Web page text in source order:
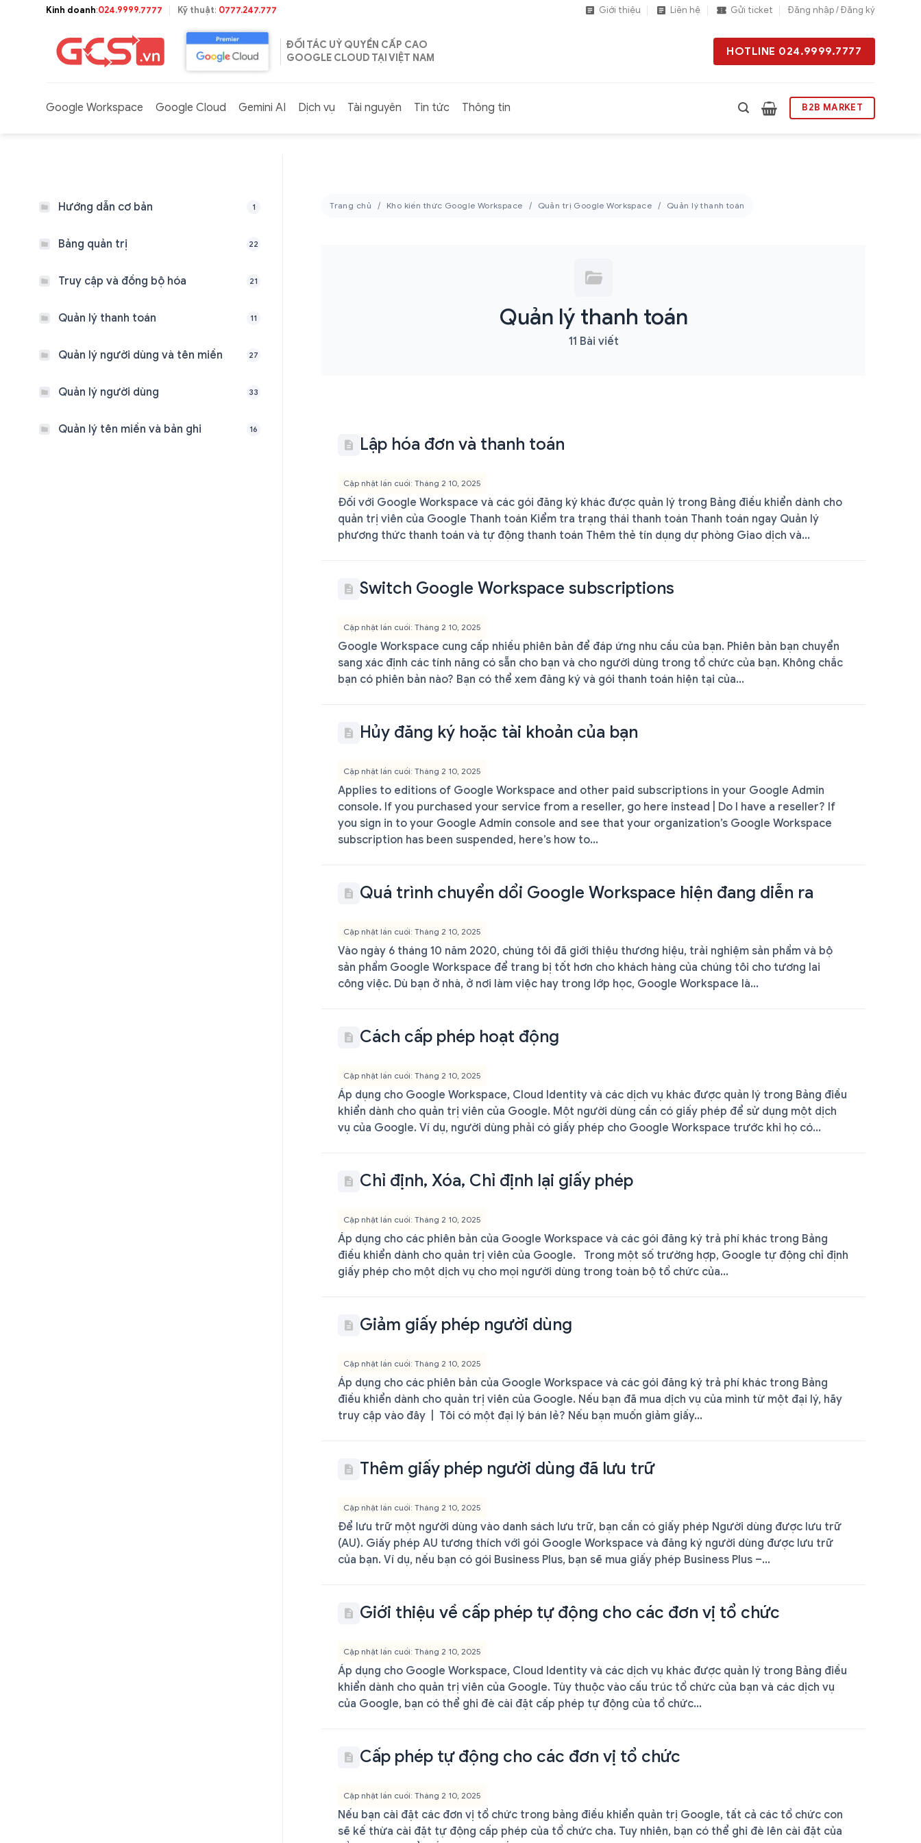
Kinh doanh:024.9999.7777 Kỹ thuật: 0777.247.777 Giới thiệu Liên hệ Gửi ticket Đăng nhập / Đăng ký
ĐỐI TÁC UỶ QUYỀN CẤP CAO
GOOGLE CLOUD TẠI VIỆT NAM
HOTLINE 024.9999.7777
Google Workspace Google Cloud Gemini AI Dịch vụ Tài nguyên Tin tức Thông tin B2B MARKET
Hướng dẫn cơ bản 1
Bảng quản trị 22
Truy cập và đồng bộ hóa 21
Quản lý thanh toán 11
Quản lý người dùng và tên miền 27
Quản lý người dùng 33
Quản lý tên miền và bản ghi 16
Trang chủ Kho kiến thức Google Workspace Quản trị Google Workspace Quản lý thanh toán
Quản lý thanh toán
11 Bài viết
Lập hóa đơn và thanh toán
Cập nhật lần cuối: Tháng 2 10, 2025
Đối với Google Workspace và các gói đăng ký khác được quản lý trong Bảng điều khiển dành cho
quản trị viên của Google Thanh toán Kiểm tra trạng thái thanh toán Thanh toán ngay Quản lý
phương thức thanh toán và tự động thanh toán Thêm thẻ tín dụng dự phòng Giao dịch và...
Switch Google Workspace​​​ subscriptions
Cập nhật lần cuối: Tháng 2 10, 2025
Google Workspace cung cấp nhiều phiên bản để đáp ứng nhu cầu của bạn. Phiên bản bạn chuyển
sang xác định các tính năng có sẵn cho bạn và cho người dùng trong tổ chức của bạn. Không chắc
bạn có phiên bản nào? Bạn có thể xem đăng ký và gói thanh toán hiện tại của...
Hủy đăng ký hoặc tài khoản của bạn
Cập nhật lần cuối: Tháng 2 10, 2025
Applies to editions of Google Workspace and other paid subscriptions in your Google Admin
console. If you purchased your service from a reseller, go here instead | Do I have a reseller? If
you sign in to your Google Admin console and see that your organization’s Google Workspace
subscription has been suspended, here’s how to...
Quá trình chuyển dổi Google Workspace hiện đang diễn ra
Cập nhật lần cuối: Tháng 2 10, 2025
Vào ngày 6 tháng 10 năm 2020, chúng tôi đã giới thiệu thương hiệu, trải nghiệm sản phẩm và bộ
sản phẩm Google Workspace để trang bị tốt hơn cho khách hàng của chúng tôi cho tương lai
công việc. Dù bạn ở nhà, ở nơi làm việc hay trong lớp học, Google Workspace là...
Cách cấp phép hoạt động
Cập nhật lần cuối: Tháng 2 10, 2025
Áp dụng cho Google Workspace, Cloud Identity và các dịch vụ khác được quản lý trong Bảng điều
khiển dành cho quản trị viên của Google. Một người dùng cần có giấy phép để sử dụng một dịch
vụ của Google. Ví dụ, người dùng phải có giấy phép cho Google Workspace trước khi họ có...
Chỉ định, Xóa, Chỉ định lại giấy phép
Cập nhật lần cuối: Tháng 2 10, 2025
Áp dụng cho các phiên bản của Google Workspace và các gói đăng ký trả phí khác trong Bảng
điều khiển dành cho quản trị viên của Google. Trong một số trường hợp, Google tự động chỉ định
giấy phép cho một dịch vụ cho mọi người dùng trong toàn bộ tổ chức của...
Giảm giấy phép người dùng
Cập nhật lần cuối: Tháng 2 10, 2025
Áp dụng cho các phiên bản của Google Workspace và các gói đăng ký trả phí khác trong Bảng
điều khiển dành cho quản trị viên của Google. Nếu bạn đã mua dịch vụ của mình từ một đại lý, hãy
truy cập vào đây | Tôi có một đại lý bán lẻ? Nếu bạn muốn giảm giấy...
Thêm giấy phép người dùng đã lưu trữ
Cập nhật lần cuối: Tháng 2 10, 2025
Để lưu trữ một người dùng vào danh sách lưu trữ, bạn cần có giấy phép Người dùng được lưu trữ
(AU). Giấy phép AU tương thích với gói Google Workspace và đăng ký người dùng được lưu trữ
của bạn. Ví dụ, nếu bạn có gói Business Plus, bạn sẽ mua giấy phép Business Plus –...
Giới thiệu về cấp phép tự động cho các đơn vị tổ chức
Cập nhật lần cuối: Tháng 2 10, 2025
Áp dụng cho Google Workspace, Cloud Identity và các dịch vụ khác được quản lý trong Bảng điều
khiển dành cho quản trị viên của Google. Tùy thuộc vào cấu trúc tổ chức của bạn và các dịch vụ
của Google, bạn có thể ghi đè cài đặt cấp phép tự động của tổ chức...
Cấp phép tự động cho các đơn vị tổ chức
Cập nhật lần cuối: Tháng 2 10, 2025
Nếu bạn cài đặt các đơn vị tổ chức trong bảng điều khiển quản trị Google, tất cả các tổ chức con
sẽ kế thừa cài đặt tự động cấp phép của tổ chức cha. Tuy nhiên, bạn có thể ghi đè lên cài đặt của